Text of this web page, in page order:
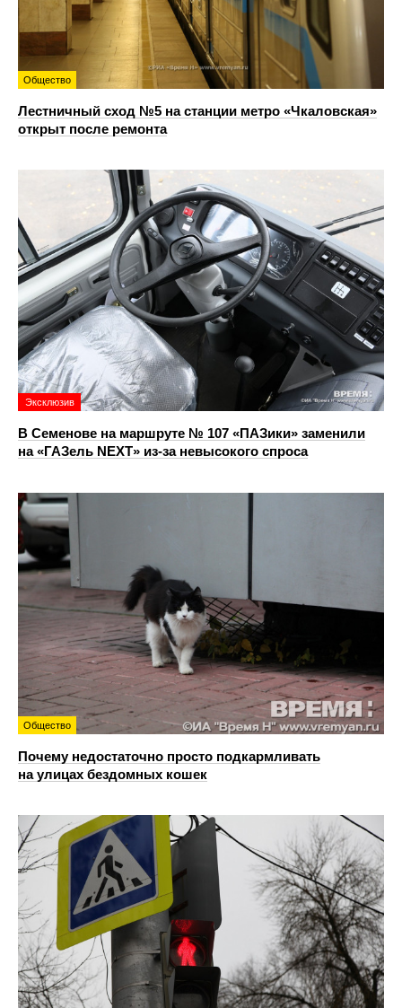
Общество
Лестничный сход №5 на станции метро «Чкаловская»
открыт после ремонта
Эксклюзив
В Семенове на маршруте № 107 «ПАЗики» заменили
на «ГАЗель NEXT» из‑за невысокого спроса
Общество
Почему недостаточно просто подкармливать
на улицах бездомных кошек